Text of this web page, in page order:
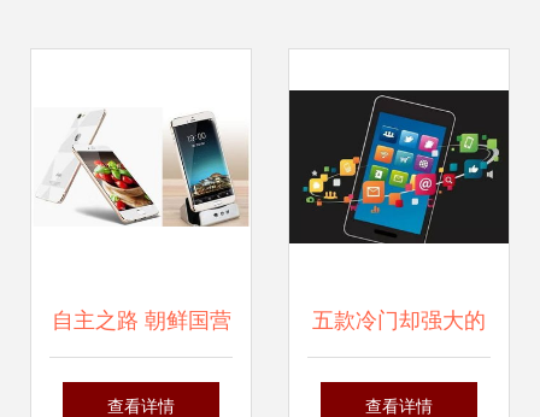
自主之路 朝鲜国营
公司如何实现智能
查看详情
五款冷门却强大的
通信技术软件 重塑
查看详情